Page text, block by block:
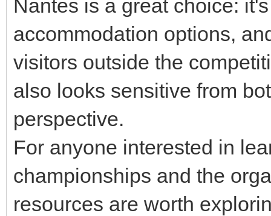
Nantes is a great choice:
accommodation options,
visitors outside the
also looks sensitive from
perspective.
For anyone interested in
championships and the
resources are worth